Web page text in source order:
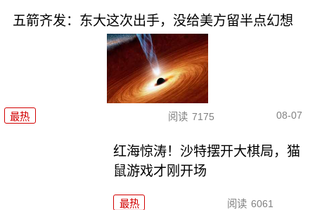
五箭齐发：东大这次出手，没给美方留半点幻想
最热 阅读 7175 08-07
红海惊涛！沙特摆开大棋局，猫
鼠游戏才刚开场
最热 阅读 6061